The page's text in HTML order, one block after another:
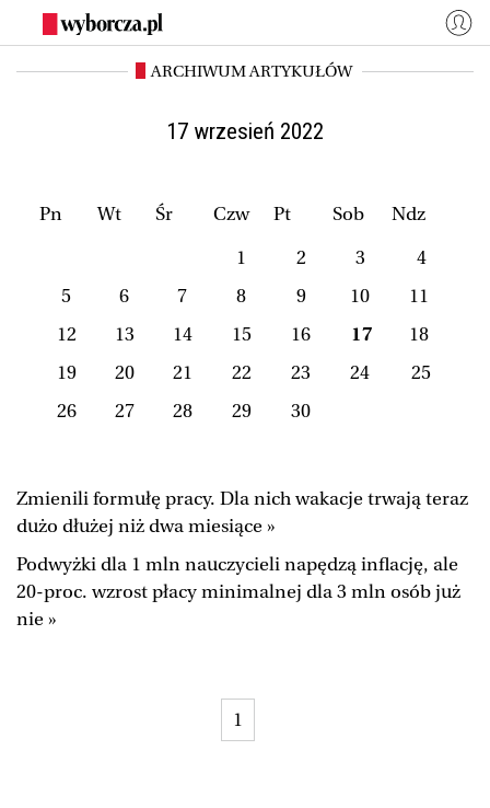
WYBORCZA.PL
Świat
Wyborcza.biz Co jest grane24
Magazyny BIQdata
Jutronauci Osiem Dziewięć
NASZE SERWISY
Duży Format Wysokie Obcasy
Tylko Zdrowie The Wall Street Journal
Jutronauci
Zaloguj się
ARCHIWUM ARTYKUŁÓW
17 wrzesień 2022
Pn Wt Śr Czw Pt Sob
Ndz
1
2 3
4
5
6 7 8 9 10
11
12
13 14 15 16 17
18
19
20 21 22 23 24
25
26
27 28 29 30
Zmienili formułę pracy. Dla nich wakacje trwają teraz
dużo dłużej niż dwa miesiące »
Podwyżki dla 1 mln nauczycieli napędzą inflację, ale
20-proc. wzrost płacy minimalnej dla 3 mln osób już
nie »
1